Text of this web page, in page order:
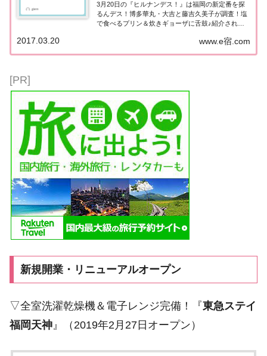
3月20日の『ヒルナンデス！』は福岡の新定番を探
るんデス！博多華丸・大吉と藤吉久美子が調査！塩
で食べるプリン＆炊きギョーザに舌鼓♪紹介された
来型ロボットホテル「&AND HOSTEL（アンドホス
テル）」 ≫進化形ひよ子まんじゅう ≫塩...
www.e宿.com
2017.03.20
[PR]
新規開業・リニューアルオープン
▽全室洗濯乾燥機＆電子レンジ完備！『東急ステイ
福岡天神』（2019年2月27日オープン）